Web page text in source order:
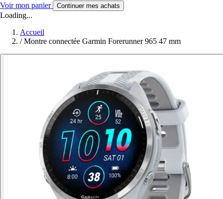
Voir mon panier Continuer mes achats
Loading...
Accueil
/ Montre connectée Garmin Forerunner 965 47 mm